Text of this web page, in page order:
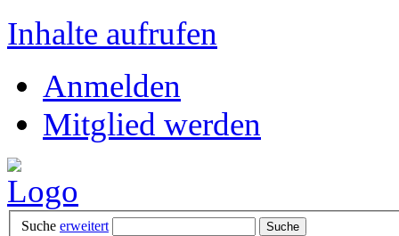
Inhalte aufrufen
Anmelden
Mitglied werden
Suche erweitert